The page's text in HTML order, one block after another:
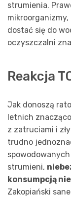
strumienia.
dostać się do
oczyszczalni
Reakcja
Jak donoszą
letnich
z zatruciami i
trudno
strumieni,
konsumpcją
Zakopiański